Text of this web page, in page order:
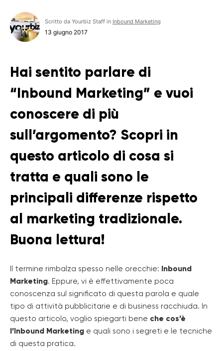
Scritto da Yourbiz Staff in Inbound Marketing
13 giugno 2017
Hai sentito parlare di
“Inbound Marketing” e vuoi
conoscere di più
sull’argomento? Scopri in
questo articolo di cosa si
tratta e quali sono le
principali differenze rispetto
al marketing tradizionale.
Buona lettura!
Il termine rimbalza spesso nelle orecchie: Inbound
Marketing. Eppure, vi è effettivamente poca
conoscenza sul significato di questa parola e quale
tipo di attività pubblicitarie e di business racchiuda. In
questo articolo, voglio spiegarti bene che cos’è
l’Inbound Marketing e quali sono i segreti e le tecniche
di questa pratica.